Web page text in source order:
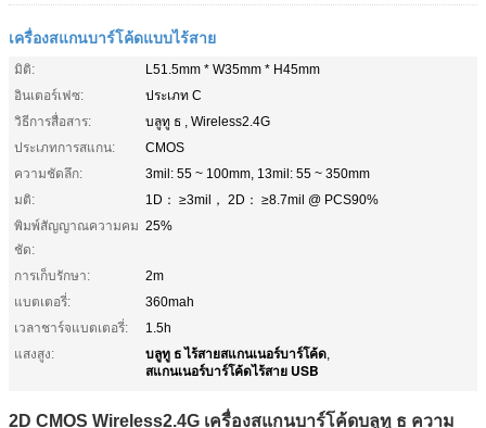
เครื่องสแกนบาร์โค้ดแบบไร้สาย
มิติ:
L51.5mm * W35mm * H45mm
อินเตอร์เฟซ:
ประเภท C
วิธีการสื่อสาร:
บลูทู ธ , Wireless2.4G
ประเภทการสแกน:
CMOS
ความชัดลึก:
3mil: 55 ~ 100mm, 13mil: 55 ~ 350mm
มติ:
1D： ≥3mil， 2D： ≥8.7mil @ PCS90%
พิมพ์สัญญาณความคม
ชัด:
25%
การเก็บรักษา:
2m
แบตเตอรี่:
360mah
เวลาชาร์จแบตเตอรี่:
1.5h
แสงสูง:
บลูทู ธ ไร้สายสแกนเนอร์บาร์โค้ด,
สแกนเนอร์บาร์โค้ดไร้สาย USB
2D CMOS Wireless2.4G เครื่องสแกนบาร์โค้ดบลูทู ธ ความ